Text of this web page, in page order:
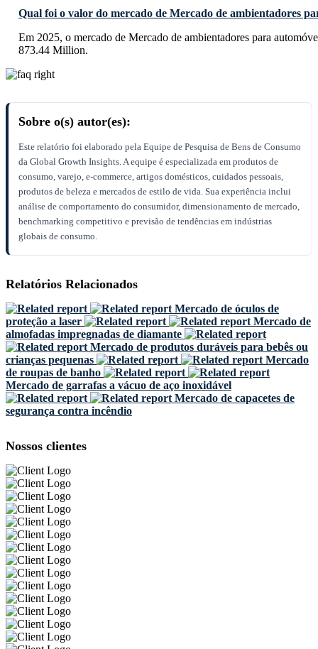
Qual foi o valor do mercado de Mercado de ambientadores
Em 2025, o mercado de Mercado de ambientadores para
873.44 Million.
Sobre o(s) autor(es):
Este relatório foi elaborado pela Equipe de Pesquisa de Bens de Consumo
da Global Growth Insights. A equipe é especializada em produtos de
consumo, varejo, e-commerce, artigos domésticos, cuidados pessoais,
produtos de beleza e mercados de estilo de vida. Sua experiência inclui
análise de comportamento do consumidor, dimensionamento de mercado,
benchmarking competitivo e previsão de tendências em indústrias
globais de consumo.
Relatórios Relacionados
Mercado de óculos de
proteção a laser
Mercado de
almofadas impregnadas de diamante
Mercado de produtos duráveis ​​para bebês ou
crianças pequenas
Mercado
de roupas de banho
Mercado de garrafas a vácuo de aço inoxidável
Mercado de capacetes de
segurança contra incêndio
Nossos clientes